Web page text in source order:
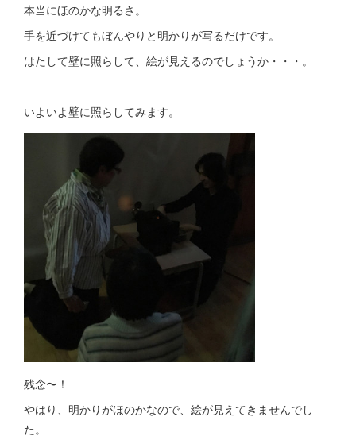
本当にほのかな明るさ。
手を近づけてもぼんやりと明かりが写るだけです。
はたして壁に照らして、絵が見えるのでしょうか・・・。
いよいよ壁に照らしてみます。
残念〜！
やはり、明かりがほのかなので、絵が見えてきませんでし
た。